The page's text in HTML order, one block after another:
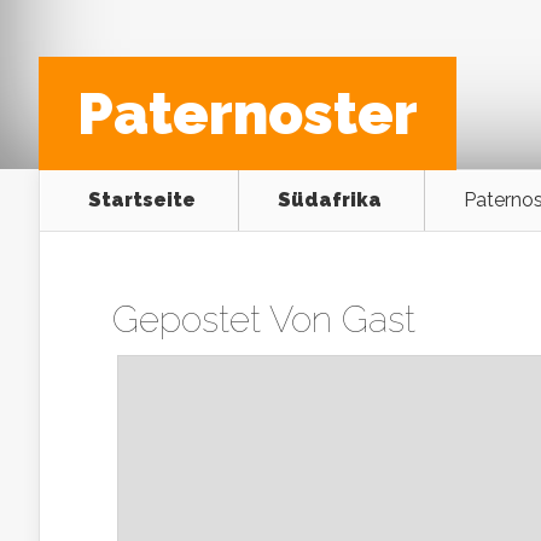
Paternoster
Startseite Südafrika
Gepostet Von Gast